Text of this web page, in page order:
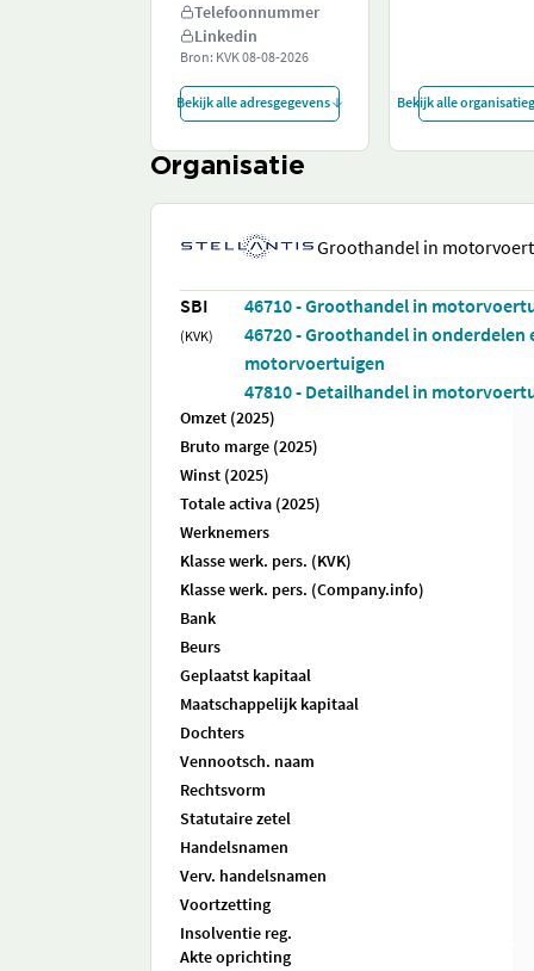
Telefoonnummer
Linkedin
Bron: KVK08-08-2026
Bekijk alle adresgegevens Bekijk alle
Organisatie
Groothandel in
SBI
(KVK)
46710 - Groothandel in
46720 - Groothandel in onderdelen
motorvoertuigen
47810 - Detailhandel in
Omzet (2025)
Bruto marge (2025)
Winst (2025)
Totale activa (2025)
Werknemers
Klasse werk. pers. (KVK)
Klasse werk. pers. (Company.info)
Bank
Beurs
Geplaatst kapitaal
Maatschappelijk kapitaal
Dochters
Vennootsch. naam
Rechtsvorm
Statutaire zetel
Handelsnamen
Verv. handelsnamen
Voortzetting
Insolventie reg.
Akte oprichting